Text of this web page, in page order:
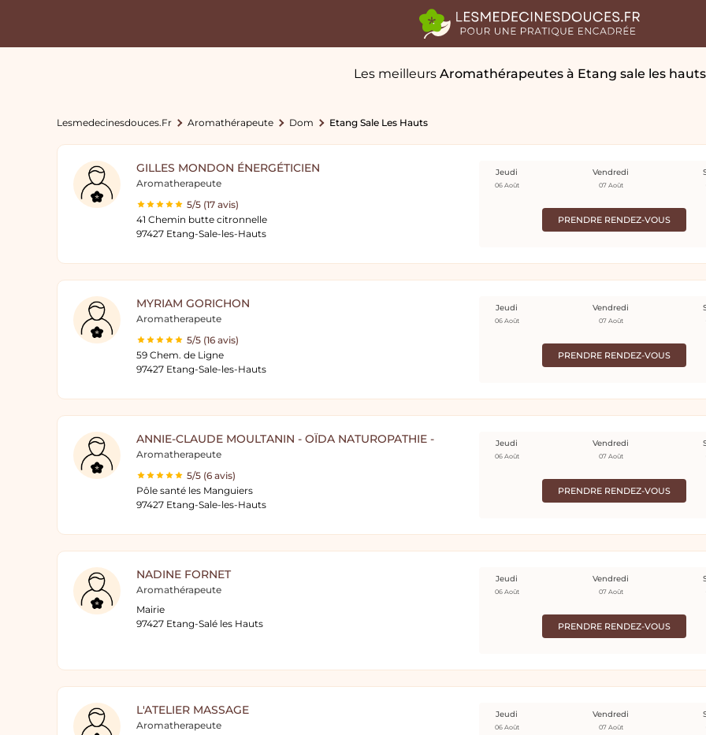
Les meilleurs Aromathérapeutes à Etang sale les hauts
Lesmedecinesdouces.fr Aromathérapeute Dom Etang Sale Les Hauts
GILLES MONDON ÉNERGÉTICIEN
Aromatherapeute
5/5 (17 avis)
41 Chemin butte citronnelle
97427 Etang-Sale-les-Hauts
PRENDRE RENDEZ-VOUS
Jeudi
06 Août
Vendredi
07 Août
MYRIAM GORICHON
Aromatherapeute
5/5 (16 avis)
59 Chem. de Ligne
97427 Etang-Sale-les-Hauts
PRENDRE RENDEZ-VOUS
Jeudi
06 Août
Vendredi
07 Août
ANNIE-CLAUDE MOULTANIN - OÏDA NATUROPATHIE -
Aromatherapeute
5/5 (6 avis)
Pôle santé les Manguiers
97427 Etang-Sale-les-Hauts
PRENDRE RENDEZ-VOUS
Jeudi
06 Août
Vendredi
07 Août
NADINE FORNET
Aromathérapeute
Mairie
97427 Etang-Salé les Hauts
PRENDRE RENDEZ-VOUS
Jeudi
06 Août
Vendredi
07 Août
L'ATELIER MASSAGE
Aromatherapeute
Jeudi
06 Août
Vendredi
07 Août